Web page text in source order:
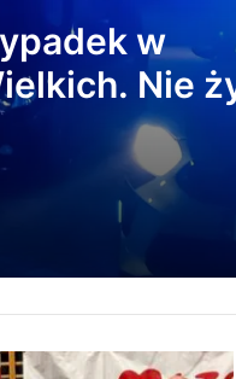
w
Nie
zł na
PUP w
wniosków